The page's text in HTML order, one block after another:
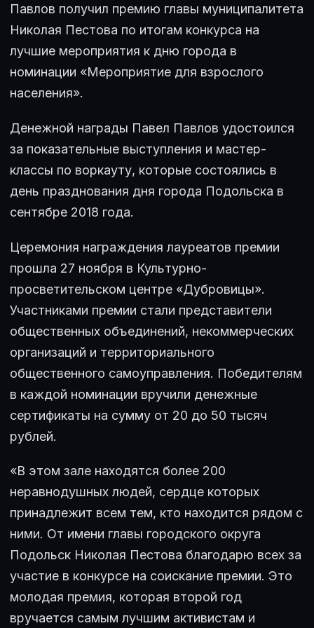
Павлов получил премию главы муниципалитета
Николая Пестова по итогам конкурса на
лучшие мероприятия к дню города в
номинации «Мероприятие для взрослого
населения».
Денежной награды Павел Павлов удостоился
за показательные выступления и мастер-
классы по воркауту, которые состоялись в
день празднования дня города Подольска в
сентябре 2018 года.
Церемония награждения лауреатов премии
прошла 27 ноября в Культурно-
просветительском центре «Дубровицы».
Участниками премии стали представители
общественных объединений, некоммерческих
организаций и территориального
общественного самоуправления. Победителям
в каждой номинации вручили денежные
сертификаты на сумму от 20 до 50 тысяч
рублей.
«В этом зале находятся более 200
неравнодушных людей, сердце которых
принадлежит всем тем, кто находится рядом с
ними. От имени главы городского округа
Подольск Николая Пестова благодарю всех за
участие в конкурсе на соискание премии. Это
молодая премия, которая второй год
вручается самым лучшим активистам и